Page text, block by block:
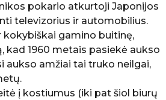
pokario atkurtoji Japonijos
televizorius ir automobilius.
kokybiškai gamino buitinę,
kad 1960 metais pasiekė aukso
aukso amžiai tai truko neilgai,
į kostiumus (iki pat šiol biurų